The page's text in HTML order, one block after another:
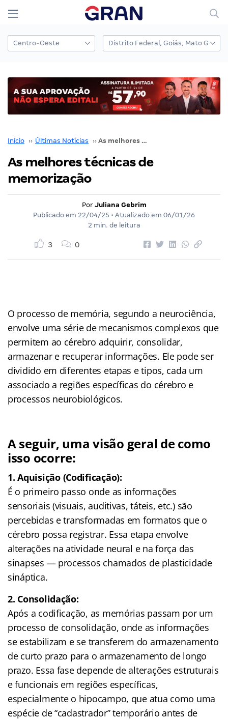
Início ›› Últimas Notícias ›› As melhores técnicas de memorização
As melhores técnicas de
memorização
Por Juliana Gebrim
Publicado em 22/04/25 • Atualizado em 06/01/26
2 min. de leitura
3 0
O processo de memória, segundo a neurociência,
envolve uma série de mecanismos complexos que
permitem ao cérebro adquirir, consolidar,
armazenar e recuperar informações. Ele pode ser
dividido em diferentes etapas e tipos, cada um
associado a regiões específicas do cérebro e
processos neurobiológicos.
A seguir, uma visão geral de como
isso ocorre:
1. Aquisição (Codificação):
É o primeiro passo onde as informações
sensoriais (visuais, auditivas, táteis, etc.) são
percebidas e transformadas em formatos que o
cérebro possa registrar. Essa etapa envolve
alterações na atividade neural e na força das
sinapses — processos chamados de plasticidade
sináptica.
2. Consolidação:
Após a codificação, as memórias passam por um
processo de consolidação, onde as informações
se estabilizam e se transferem do armazenamento
de curto prazo para o armazenamento de longo
prazo. Essa fase depende de alterações estruturais
e funcionais em regiões específicas,
especialmente o hipocampo, que atua como uma
espécie de “cadastrador” temporário antes de